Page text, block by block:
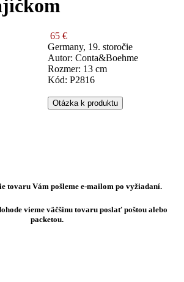
65 €
Germany, 19. storočie
Autor: Conta&Boehme
Rozmer: 13 cm
Kód: P2816
Otázka k produktu
tovaru Vám pošleme e-mailom po vyžiadaní.
vieme väčšinu tovaru poslať poštou alebo
packetou.